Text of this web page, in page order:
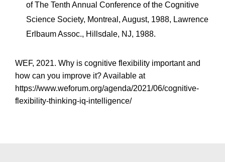
of The Tenth Annual Conference of the Cognitive
Science Society, Montreal, August, 1988, Lawrence
Erlbaum Assoc., Hillsdale, NJ, 1988.
WEF, 2021. Why is cognitive flexibility important and
how can you improve it? Available at
https://www.weforum.org/agenda/2021/06/cognitive-
flexibility-thinking-iq-intelligence/